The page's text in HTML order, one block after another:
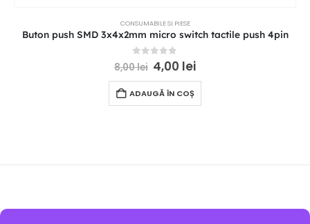
CONSUMABILE SI PIESE
Buton push SMD 3x4x2mm micro switch tactile push 4pin
out of 5
8,00lei 4,00 lei
ADAUGĂ ÎN COȘ